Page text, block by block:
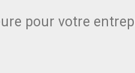
pour votre